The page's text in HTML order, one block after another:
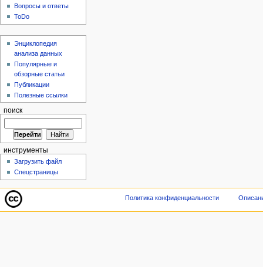
Вопросы и ответы
ToDo
Энциклопедия
анализа данных
Популярные и
обзорные статьи
Публикации
Полезные ссылки
поиск
инструменты
Загрузить файл
Спецстраницы
Политика конфиденциальности